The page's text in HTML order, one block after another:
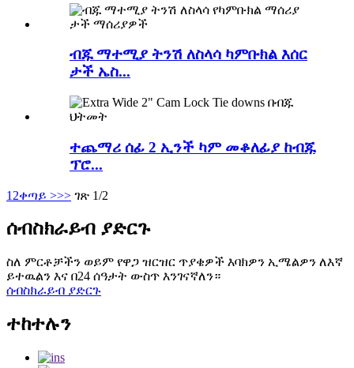
ብጁ ማተሚያ ትንሽ ለስላሳ ካምቡክል እሰር
ታች ኤስ...
ተጨማሪ ሰፊ 2 ኢንች ካም መቆለፊያ ከብጁ
ፕሮ...
1 2ቀጣይ >>> ገጽ 1/2
ሰብስክራይብ ያድርጉ
ስለ ምርቶቻችን ወይም የዋጋ ዝርዝር ጥያቄዎች እባክዎን ኢሜልዎን ለእኛ
ይተዉልን እና በ24 ሰዓታት ውስጥ እንገናኛለን።
ሰብስክራይብ ያድርጉ
ተከተሉን